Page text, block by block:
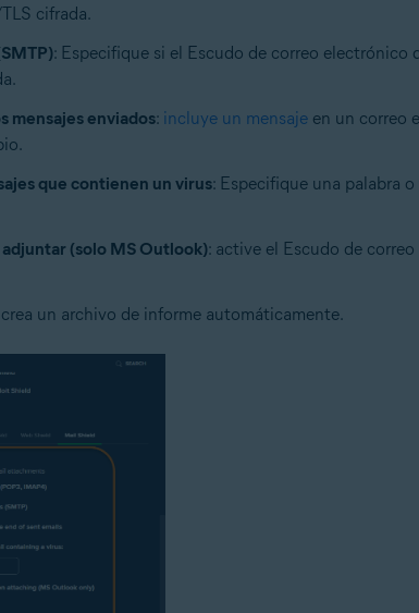
cifrada.
: Especifique si el Escudo de correo
mensajes enviados:incluye un mensajeen un correo
que contienen un virus: Especifique una palabra
(solo MS Outlook): active el Escudo de
crea un archivo de informe automáticamente.